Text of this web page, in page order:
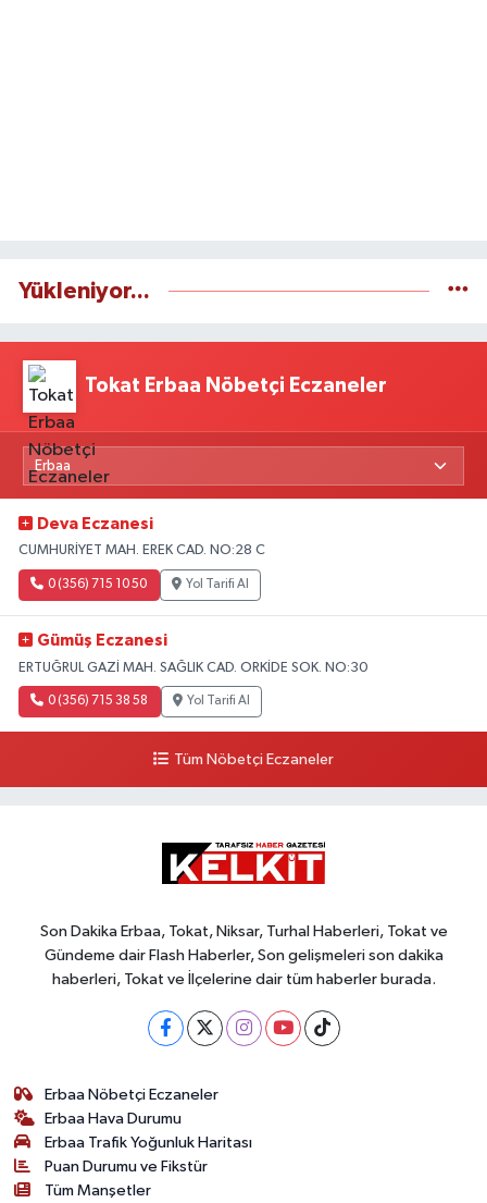
Yükleniyor...
Tokat Erbaa Nöbetçi Eczaneler
Deva Eczanesi
CUMHURİYET MAH. EREK CAD. NO:28 C
0 (356) 715 10 50 Yol Tarifi Al
Gümüş Eczanesi
ERTUĞRUL GAZİ MAH. SAĞLIK CAD. ORKİDE SOK. NO:30
0 (356) 715 38 58 Yol Tarifi Al
Tüm Nöbetçi Eczaneler
Son Dakika Erbaa, Tokat, Niksar, Turhal Haberleri, Tokat ve
Gündeme dair Flash Haberler, Son gelişmeleri son dakika
haberleri, Tokat ve İlçelerine dair tüm haberler burada.
Erbaa Nöbetçi Eczaneler
Erbaa Hava Durumu
Erbaa Trafik Yoğunluk Haritası
Puan Durumu ve Fikstür
Tüm Manşetler